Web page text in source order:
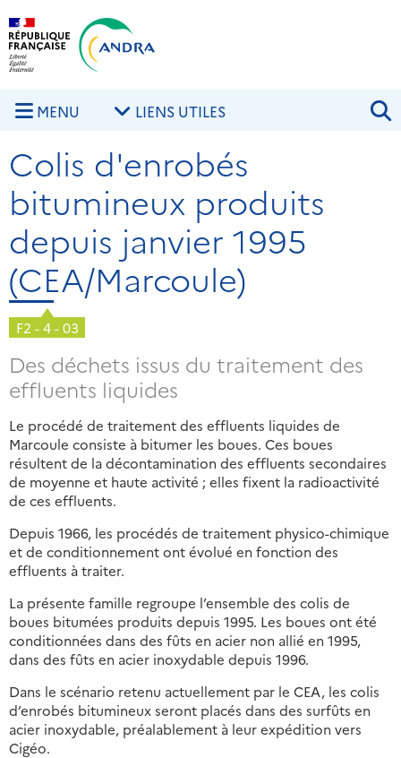
Aller au contenu principal
MENU LIENS UTILES
Colis d'enrobés
bitumineux produits
depuis janvier 1995
(CEA/Marcoule)
F2 - 4 - 03
Des déchets issus du traitement des
effluents liquides
Le procédé de traitement des effluents liquides de
Marcoule consiste à bitumer les boues. Ces boues
résultent de la décontamination des effluents secondaires
de moyenne et haute activité ; elles fixent la radioactivité
de ces effluents.
Depuis 1966, les procédés de traitement physico-chimique
et de conditionnement ont évolué en fonction des
effluents à traiter.
La présente famille regroupe l’ensemble des colis de
boues bitumées produits depuis 1995. Les boues ont été
conditionnées dans des fûts en acier non allié en 1995,
dans des fûts en acier inoxydable depuis 1996.
Dans le scénario retenu actuellement par le CEA, les colis
d’enrobés bitumineux seront placés dans des surfûts en
acier inoxydable, préalablement à leur expédition vers
Cigéo.